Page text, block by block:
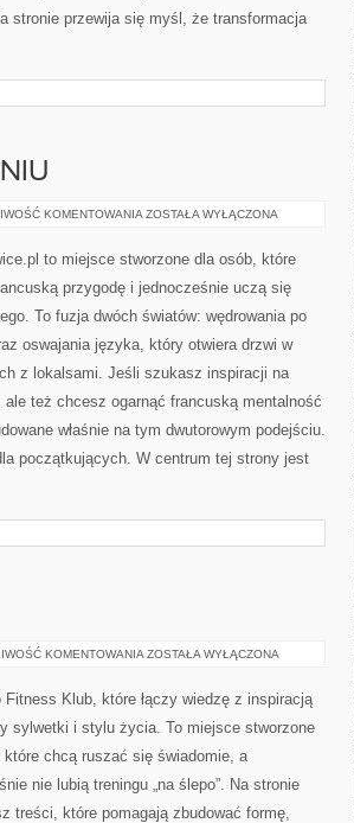
stronie przewija się myśl, że transformacja
KOMENTOWANIA FRANCUSKI
ZOSTAŁA WYŁĄCZONA
to miejsce stworzone dla osób, które
przygodę i jednocześnie uczą się
To fuzja dwóch światów: wędrowania po
oswajania języka, który otwiera drzwi w
z lokalsami. Jeśli szukasz inspiracji na
ale też chcesz ogarnąć francuską mentalność
właśnie na tym dwutorowym podejściu.
początkujących. W centrum tej strony jest
KOMENTOWANIA SPRZĘT
ZOSTAŁA WYŁĄCZONA
Fitness Klub, które łączy wiedzę z inspiracją
sylwetki i stylu życia. To miejsce stworzone
które chcą ruszać się świadomie, a
nie lubią treningu „na ślepo”. Na stronie
treści, które pomagają zbudować formę,